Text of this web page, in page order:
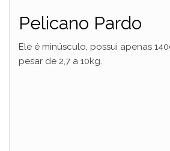
Pelicano Pardo
Ele é minúsculo, possui apenas
pesar de 2,7 a 10kg.